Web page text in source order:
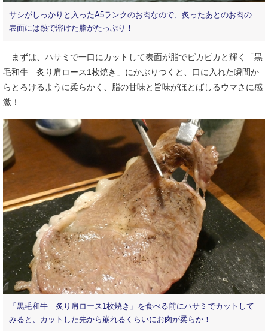
サシがしっかりと入ったA5ランクのお肉なので、炙ったあとのお肉の
表面には熱で溶けた脂がたっぷり！
まずは、ハサミで一口にカットして表面が脂でピカピカと輝く「黒
毛和牛 炙り肩ロース1枚焼き」にかぶりつくと、口に入れた瞬間か
らとろけるように柔らかく、脂の甘味と旨味がほとばしるウマさに感
激！
「黒毛和牛 炙り肩ロース1枚焼き」を食べる前にハサミでカットして
みると、カットした先から崩れるくらいにお肉が柔らか！